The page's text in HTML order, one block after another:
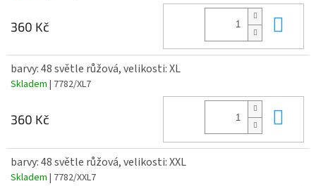
360 Kč
barvy: 48 světle růžová, velikosti: XL
Skladem | 7782/XL7
360 Kč
barvy: 48 světle růžová, velikosti: XXL
Skladem | 7782/XXL7